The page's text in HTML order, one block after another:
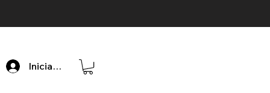
Iniciar sesión